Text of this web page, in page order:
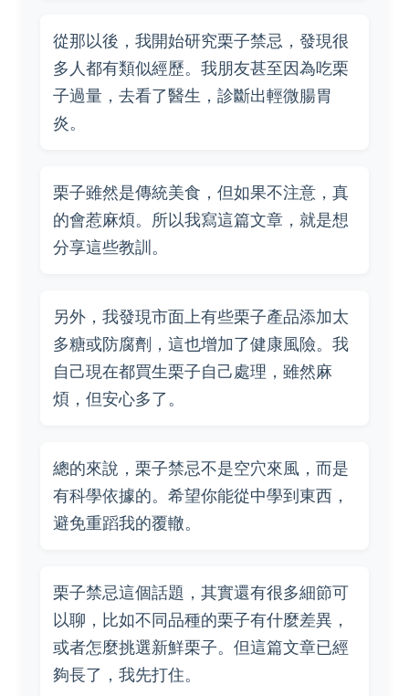
從那以後，我開始研究栗子禁忌，發現很
多人都有類似經歷。我朋友甚至因為吃栗
子過量，去看了醫生，診斷出輕微腸胃
炎。
栗子雖然是傳統美食，但如果不注意，真
的會惹麻煩。所以我寫這篇文章，就是想
分享這些教訓。
另外，我發現市面上有些栗子產品添加太
多糖或防腐劑，這也增加了健康風險。我
自己現在都買生栗子自己處理，雖然麻
煩，但安心多了。
總的來說，栗子禁忌不是空穴來風，而是
有科學依據的。希望你能從中學到東西，
避免重蹈我的覆轍。
栗子禁忌這個話題，其實還有很多細節可
以聊，比如不同品種的栗子有什麼差異，
或者怎麼挑選新鮮栗子。但這篇文章已經
夠長了，我先打住。